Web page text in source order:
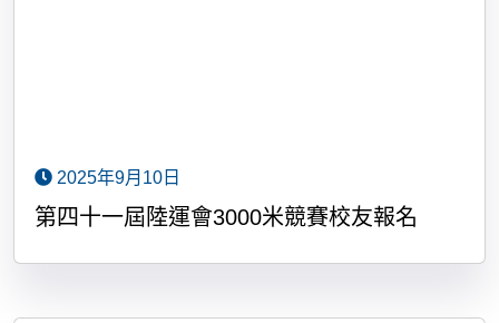
2025年9月10日
第四十一屆陸運會3000米競賽校友報名